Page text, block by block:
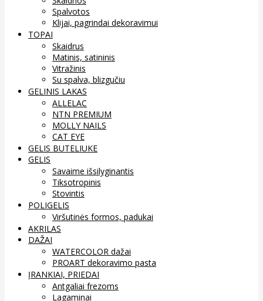
Spalvotos
Klijai, pagrindai dekoravimui
TOPAI
Skaidrus
Matinis, satininis
Vitražinis
Su spalva, blizgučiu
GELINIS LAKAS
ALLELAC
NTN PREMIUM
MOLLY NAILS
CAT EYE
GELIS BUTELIUKE
GELIS
Savaime išsilyginantis
Tiksotropinis
Stovintis
POLIGELIS
Viršutinės formos, padukai
AKRILAS
DAŽAI
WATERCOLOR dažai
PROART dekoravimo pasta
ĮRANKIAI, PRIEDAI
Antgaliai frezoms
Lagaminai